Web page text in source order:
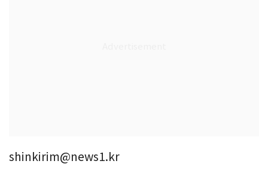
shinkirim@news1.kr